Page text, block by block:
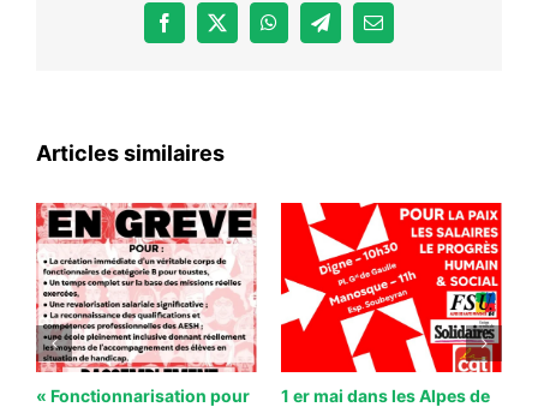
Facebook
X WhatsAppTelegramEmail
Articles similaires
« Fonctionnarisation pour
1 er mai dans les Alpes de